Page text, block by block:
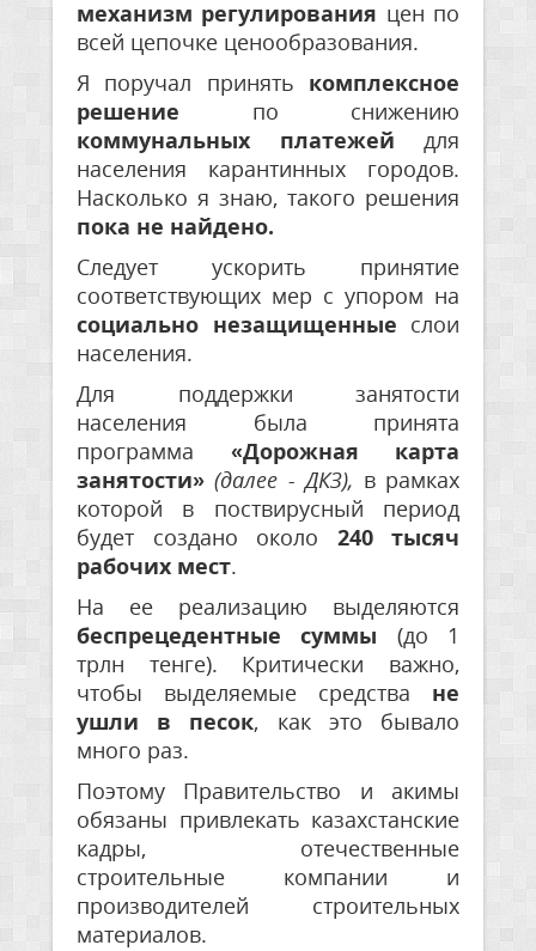
механизм регулирования цен по
всей цепочке ценообразования.
Я поручал принять комплексное
решение по снижению
коммунальных платежей для
населения карантинных городов.
Насколько я знаю, такого решения
пока не найдено.
Следует ускорить принятие
соответствующих мер с упором на
социально незащищенные слои
населения.
Для поддержки занятости
населения была принята
программа «Дорожная карта
занятости»(далее - ДКЗ), в рамках
которой в поствирусный период
будет создано около 240 тысяч
рабочих мест.
На ее реализацию выделяются
беспрецедентные суммы (до 1
трлн тенге). Критически важно,
чтобы выделяемые средства не
ушли в песок, как это бывало
много раз.
Поэтому Правительство и акимы
обязаны привлекать казахстанские
кадры, отечественные
строительные компании и
производителей строительных
материалов.